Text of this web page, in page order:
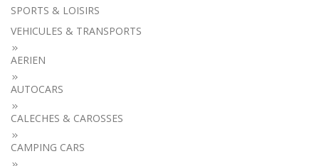
SPORTS & LOISIRS
VEHICULES & TRANSPORTS
AERIEN
AUTOCARS
CALECHES & CAROSSES
CAMPING CARS